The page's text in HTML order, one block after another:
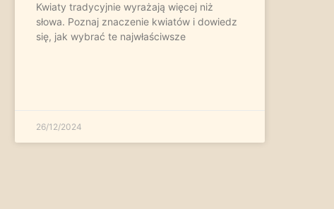
Kwiaty tradycyjnie wyrażają więcej niż
słowa. Poznaj znaczenie kwiatów i dowiedz
się, jak wybrać te najwłaściwsze
26/12/2024